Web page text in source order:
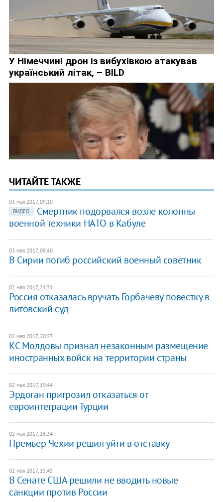
ЧИТАЙТЕ ТАКЖЕ
03 мая 2017, 09:10
ВИДЕО
Смертник подорвался возле колонны
военной техники НАТО в Кабуле
03 мая 2017, 08:40
В Сирии погиб российский военный советник
02 мая 2017, 21:31
Россия отказалась вручать Горбачеву повестку в
литовский суд
02 мая 2017, 20:27
КС Молдовы признал незаконным размещение
иностранных войск на территории страны
02 мая 2017, 19:44
Эрдоган пригрозил отказаться от
евроинтеграции Турции
02 мая 2017, 16:34
Премьер Чехии решил уйти в отставку
02 мая 2017, 15:45
В Сенате США решили не вводить новые
санкции против России